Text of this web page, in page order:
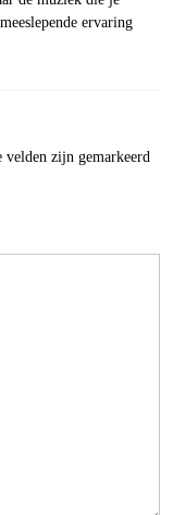
ervaring
velden zijn gemarkeerd